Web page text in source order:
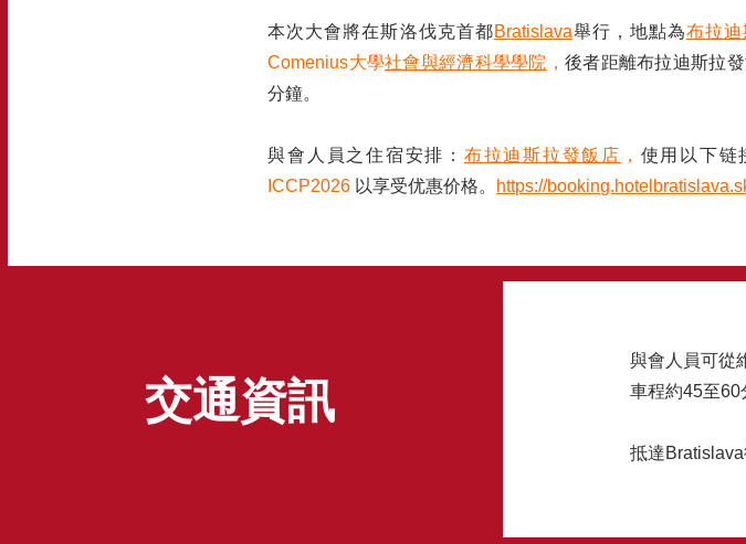
本次大會將在斯洛伐克首都Bratislava舉行，地點為布拉
Comenius大學社會與經濟科學學院 ， 後者距離布拉迪斯拉
分鐘。
與會人員之住宿安排： 布拉迪斯拉發飯店 ， 使用以下链
ICCP2026 以享受优惠价格。 https://
交通資訊
與會人員可從
車程約45至60
抵達